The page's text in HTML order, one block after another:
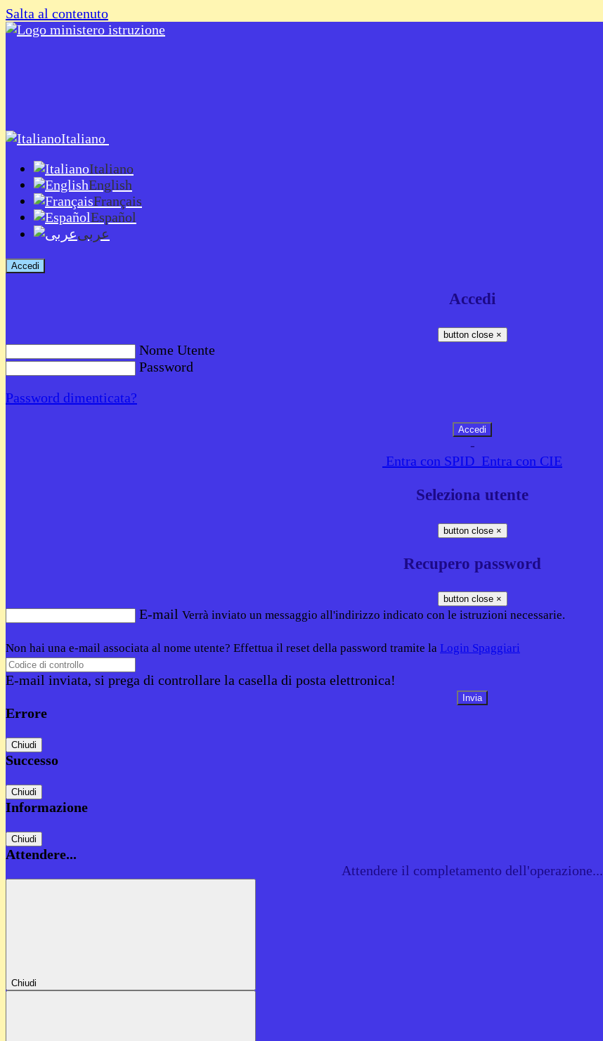
Salta al contenuto
Italiano
Italiano
English
Français
Español
عربى
Accedi
Accedi
button close ×
Nome Utente
Password
Password dimenticata?
-
Entra con SPID Entra con CIE
Seleziona utente
button close ×
Recupero password
button close ×
E-mail Verrà inviato un messaggio all'indirizzo indicato con le istruzioni necessarie.
Non hai una e-mail associata al nome utente? Effettua il reset della password tramite la Login Spaggiari
E-mail inviata, si prega di controllare la casella di posta elettronica!
Errore
Chiudi
Successo
Chiudi
Informazione
Chiudi
Attendere...
Attendere il completamento dell'operazione...
Chiudi